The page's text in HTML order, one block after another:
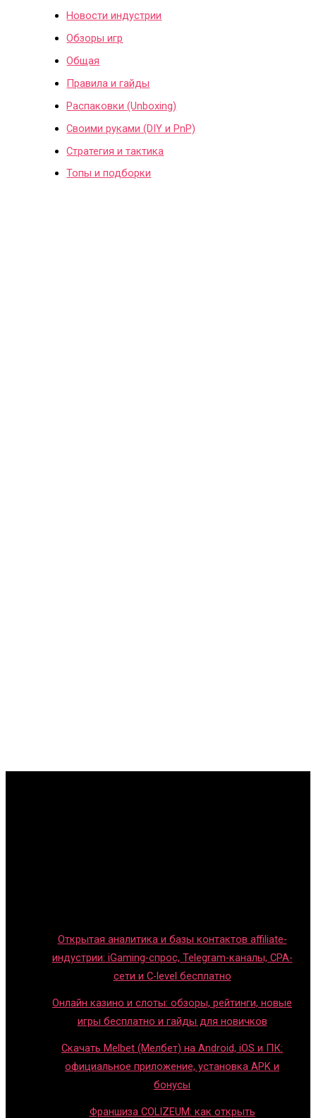
Новости индустрии
Обзоры игр
Общая
Правила и гайды
Распаковки (Unboxing)
Своими руками (DIY и PnP)
Стратегия и тактика
Топы и подборки
Открытая аналитика и базы контактов affiliate-
индустрии: iGaming-спрос, Telegram-каналы, CPA-
сети и C-level бесплатно
Онлайн казино и слоты: обзоры, рейтинги, новые
игры бесплатно и гайды для новичков
Скачать Melbet (Мелбет) на Android, iOS и ПК:
официальное приложение, установка APK и
бонусы
Франшиза COLIZEUM: как открыть